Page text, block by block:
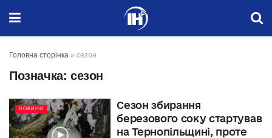
Головна сторінка » сезон
Позначка: сезон
НОВИНИ
Сезон збирання
березового соку стартував
на Тернопільщині, проте